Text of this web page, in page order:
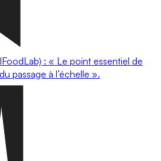
: « Le point essentiel de
passage à l’échelle ».